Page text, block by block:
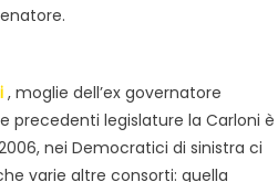
, moglie dell’ex governatore
precedenti legislature la Carloni è
nei Democratici di sinistra ci
varie altre consorti: quella